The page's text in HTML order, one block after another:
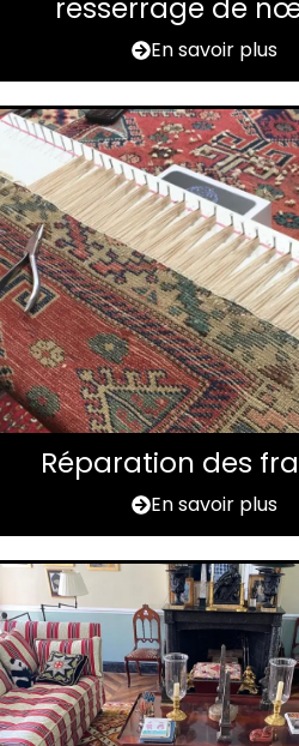
resserrage de
En savoir plus
Réparation des
En savoir plus